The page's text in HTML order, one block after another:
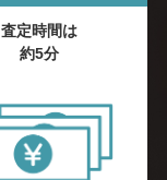
査定時間は
約5分